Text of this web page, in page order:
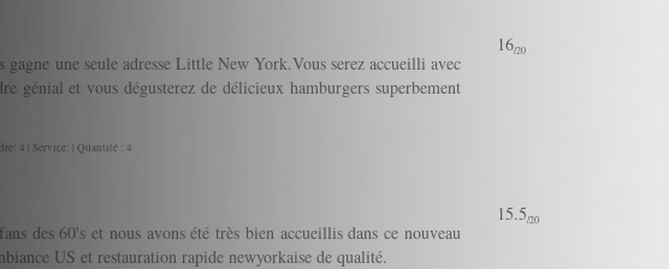
gagne une seule adresse Little New York.Vous serez accueilli avec
génial et vous dégusterez de délicieux hamburgers superbement
4 | Service: | Quantité : 4
16/20
des 60's et nous avons été très bien accueillis dans ce nouveau
US et restauration rapide newyorkaise de qualité.
15.5/20